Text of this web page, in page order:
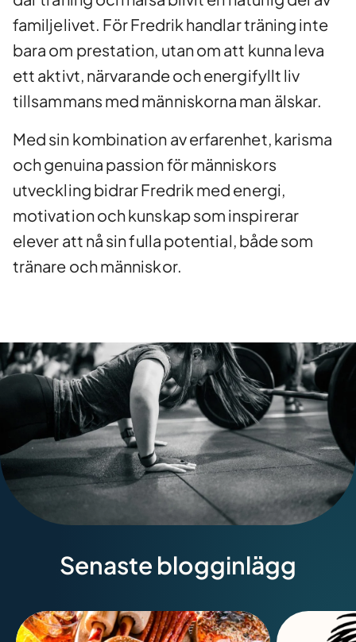
familjelivet. För Fredrik handlar träning inte
bara om prestation, utan om att kunna leva
ett aktivt, närvarande och energifyllt liv
tillsammans med människorna man älskar.
Med sin kombination av erfarenhet, karisma
och genuina passion för människors
utveckling bidrar Fredrik med energi,
motivation och kunskap som inspirerar
elever att nå sin fulla potential, både som
tränare och människor.
Senaste blogginlägg